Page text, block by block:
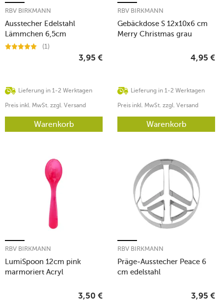
Ausstecher Edelstahl
Lämmchen 6,5cm
RBV BIRKMANN
(1)
Lieferung in 1-2 Werktagen
3,95 €
Preis inkl. MwSt. zzgl. Versand
Warenkorb
Gebäckdose S 12x10x6 cm
Merry Christmas grau
RBV BIRKMANN
Lieferung in 1-2 Werktagen
4,95 €
Preis inkl. MwSt. zzgl. Versand
Warenkorb
LumiSpoon 12cm pink
marmoriert Acryl
RBV BIRKMANN
3,50 €
Präge-Ausstecher Peace 6
cm edelstahl
RBV BIRKMANN
3,95 €